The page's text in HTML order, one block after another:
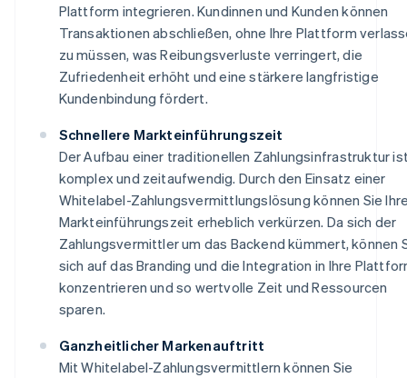
Plattform integrieren. Kundinnen und Kunden können
Transaktionen abschließen, ohne Ihre Plattform
zu müssen, was Reibungsverluste verringert, die
Zufriedenheit erhöht und eine stärkere langfristige
Kundenbindung fördert.
Schnellere Markteinführungszeit
Der Aufbau einer traditionellen Zahlungsinfrastruktur
komplex und zeitaufwendig. Durch den Einsatz einer
Whitelabel-Zahlungsvermittlungslösung können Sie
Markteinführungszeit erheblich verkürzen. Da sich der
Zahlungsvermittler um das Backend kümmert, können
sich auf das Branding und die Integration in Ihre
konzentrieren und so wertvolle Zeit und Ressourcen
sparen.
Ganzheitlicher Markenauftritt
Mit Whitelabel-Zahlungsvermittlern können Sie